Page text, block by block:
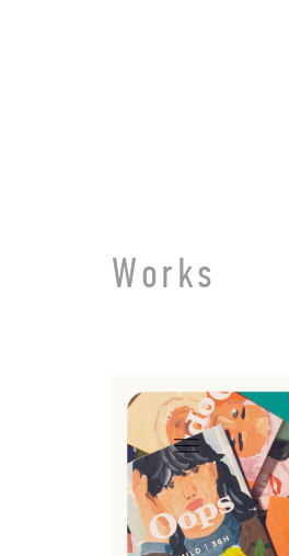
Works